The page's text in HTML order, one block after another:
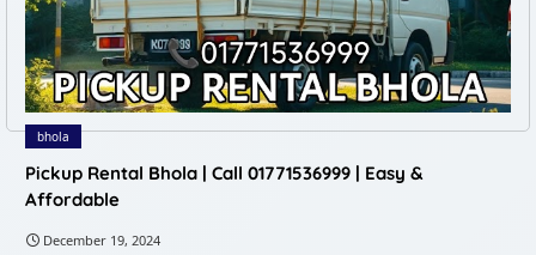
bhola
Pickup Rental Bhola | Call 01771536999 | Easy &
Affordable
December 19, 2024